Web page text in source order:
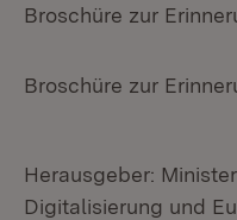
Broschüre zur
Broschüre zur
Herausgeber:
Digitalisierung und